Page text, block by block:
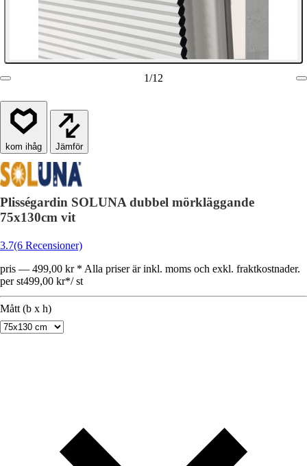
1/12
Jämför
Plisségardin SOLUNA dubbel mörkläggande
75x130cm vit
3.7(6 Recensioner)
pris — 499,00 kr * Alla priser är inkl. moms och exkl. fraktkostnader.
per st499,00 kr*/ st
Mått (b x h)